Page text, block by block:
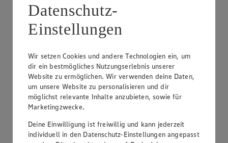
Datenschutz-
Einstellungen
Wir setzen Cookies und andere Technologien ein, um
dir ein bestmögliches Nutzungserlebnis unserer
Website zu ermöglichen. Wir verwenden deine Daten,
um unsere Website zu personalisieren und dir
möglichst relevante Inhalte anzubieten, sowie für
Marketingzwecke.
Deine Einwilligung ist freiwillig und kann jederzeit
individuell in den Datenschutz-Einstellungen angepasst